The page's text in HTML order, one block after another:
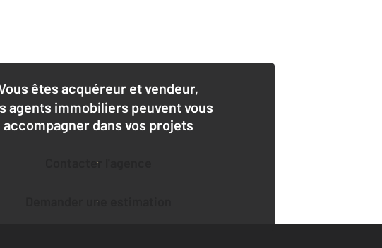
êtes acquéreur et vendeur,
agents immobiliers peuvent vous
accompagner dans vos projets
Contacter l'agence
Demander une estimation